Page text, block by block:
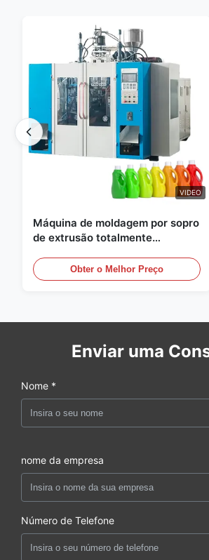
VIDEO
Máquina de moldagem por sopro
de extrusão totalmente
Obter o Melhor Preço
Enviar uma
Nome *
nome da empresa
Número de Telefone